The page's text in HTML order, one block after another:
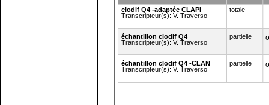
clodif Q4 -adaptée CLAPI
Transcripteur(s): V. Traverso
totale
échantillon clodif Q4
Transcripteur(s): V. Traverso
partielle
échantillon clodif Q4 -CLAN
Transcripteur(s): V. Traverso
partielle